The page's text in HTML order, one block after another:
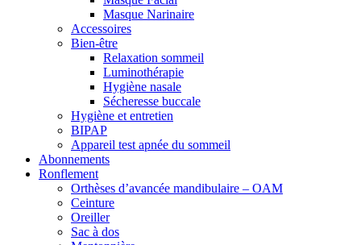
Masque Narinaire
Accessoires
Bien-être
Relaxation sommeil
Luminothérapie
Hygiène nasale
Sécheresse buccale
Hygiène et entretien
BIPAP
Appareil test apnée du sommeil
Abonnements
Ronflement
Orthèses d’avancée mandibulaire – OAM
Ceinture
Oreiller
Sac à dos